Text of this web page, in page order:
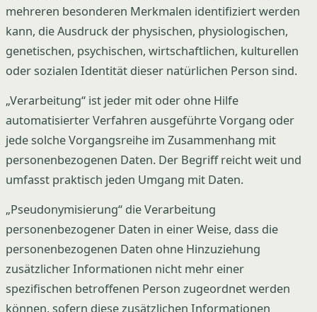
mehreren besonderen Merkmalen identifiziert werden
kann, die Ausdruck der physischen, physiologischen,
genetischen, psychischen, wirtschaftlichen, kulturellen
oder sozialen Identität dieser natürlichen Person sind.
„Verarbeitung“ ist jeder mit oder ohne Hilfe
automatisierter Verfahren ausgeführte Vorgang oder
jede solche Vorgangsreihe im Zusammenhang mit
personenbezogenen Daten. Der Begriff reicht weit und
umfasst praktisch jeden Umgang mit Daten.
„Pseudonymisierung“ die Verarbeitung
personenbezogener Daten in einer Weise, dass die
personenbezogenen Daten ohne Hinzuziehung
zusätzlicher Informationen nicht mehr einer
spezifischen betroffenen Person zugeordnet werden
können, sofern diese zusätzlichen Informationen